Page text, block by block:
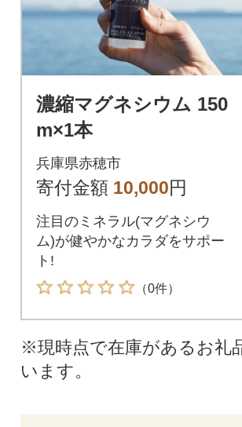
濃縮マグネシウム 150
m×1本
兵庫県赤穂市
寄付金額 10,000円
注目のミネラル(マグネシウ
ム)が健やかなカラダをサポー
ト!
（0件）
※現時点で在庫があるお礼
います。